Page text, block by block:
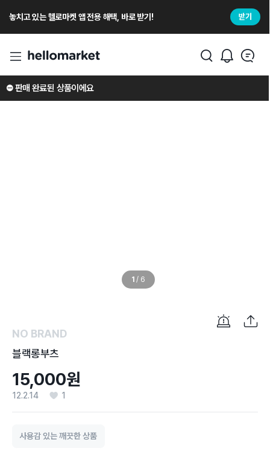
놓치고 있는 헬로마켓 앱 전용 해택, 바로 받기! 받기
1 / 6
⛔️ 판매 완료된 상품이에요
NO BRAND
블랙롱부츠
15,000원
12.2.14 1
사용감 있는 깨끗한 상품